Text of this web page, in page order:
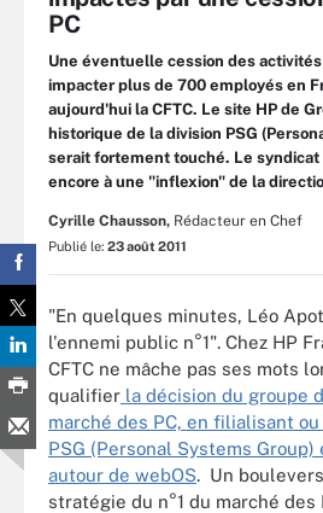
PC
Une éventuelle cession des activités
impacter plus de 700 employés en
aujourd'hui la CFTC. Le site HP de
historique de la division PSG
serait fortement touché. Le
encore à une "inflexion" de la
Cyrille Chausson, Rédacteur en Chef
Publié le: 23 août 2011
"En quelques minutes, Léo
l'ennemi public n°1". Chez HP
CFTC ne mâche pas ses mots
qualifier la décision du groupe
marché des PC, en filialisant
PSG (Personal Systems
autour de webOS. Un
stratégie du n°1 du marché des